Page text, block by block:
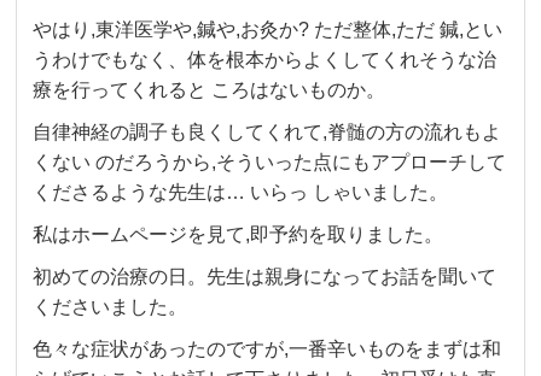
やはり,東洋医学や,鍼や,お灸か? ただ整体,ただ 鍼,とい
うわけでもなく、体を根本からよくしてくれそうな治
療を行ってくれると ころはないものか。
自律神経の調子も良くしてくれて,脊髄の方の流れもよ
くない のだろうから,そういった点にもアプローチして
くださるような先生は… いらっ しゃいました。
私はホームページを見て,即予約を取りました。
初めての治療の日。先生は親身になってお話を聞いて
くださいました。
色々な症状があったのですが,一番辛いものをまずは和